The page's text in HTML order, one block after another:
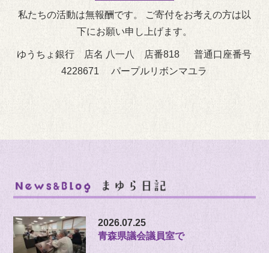
私たちの活動は無報酬です。 ご寄付をお考えの方は以
下にお願い申し上げます。
ゆうちょ銀行 店名 八一八 店番818 普通口座番号
4228671 パープルリボンマユラ
2026.07.25
青森県議会議員室で